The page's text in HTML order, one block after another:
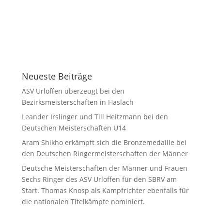
Neueste Beiträge
ASV Urloffen überzeugt bei den
Bezirksmeisterschaften in Haslach
Leander Irslinger und Till Heitzmann bei den
Deutschen Meisterschaften U14
Aram Shikho erkämpft sich die Bronzemedaille bei
den Deutschen Ringermeisterschaften der Männer
Deutsche Meisterschaften der Männer und Frauen
Sechs Ringer des ASV Urloffen für den SBRV am
Start. Thomas Knosp als Kampfrichter ebenfalls für
die nationalen Titelkämpfe nominiert.